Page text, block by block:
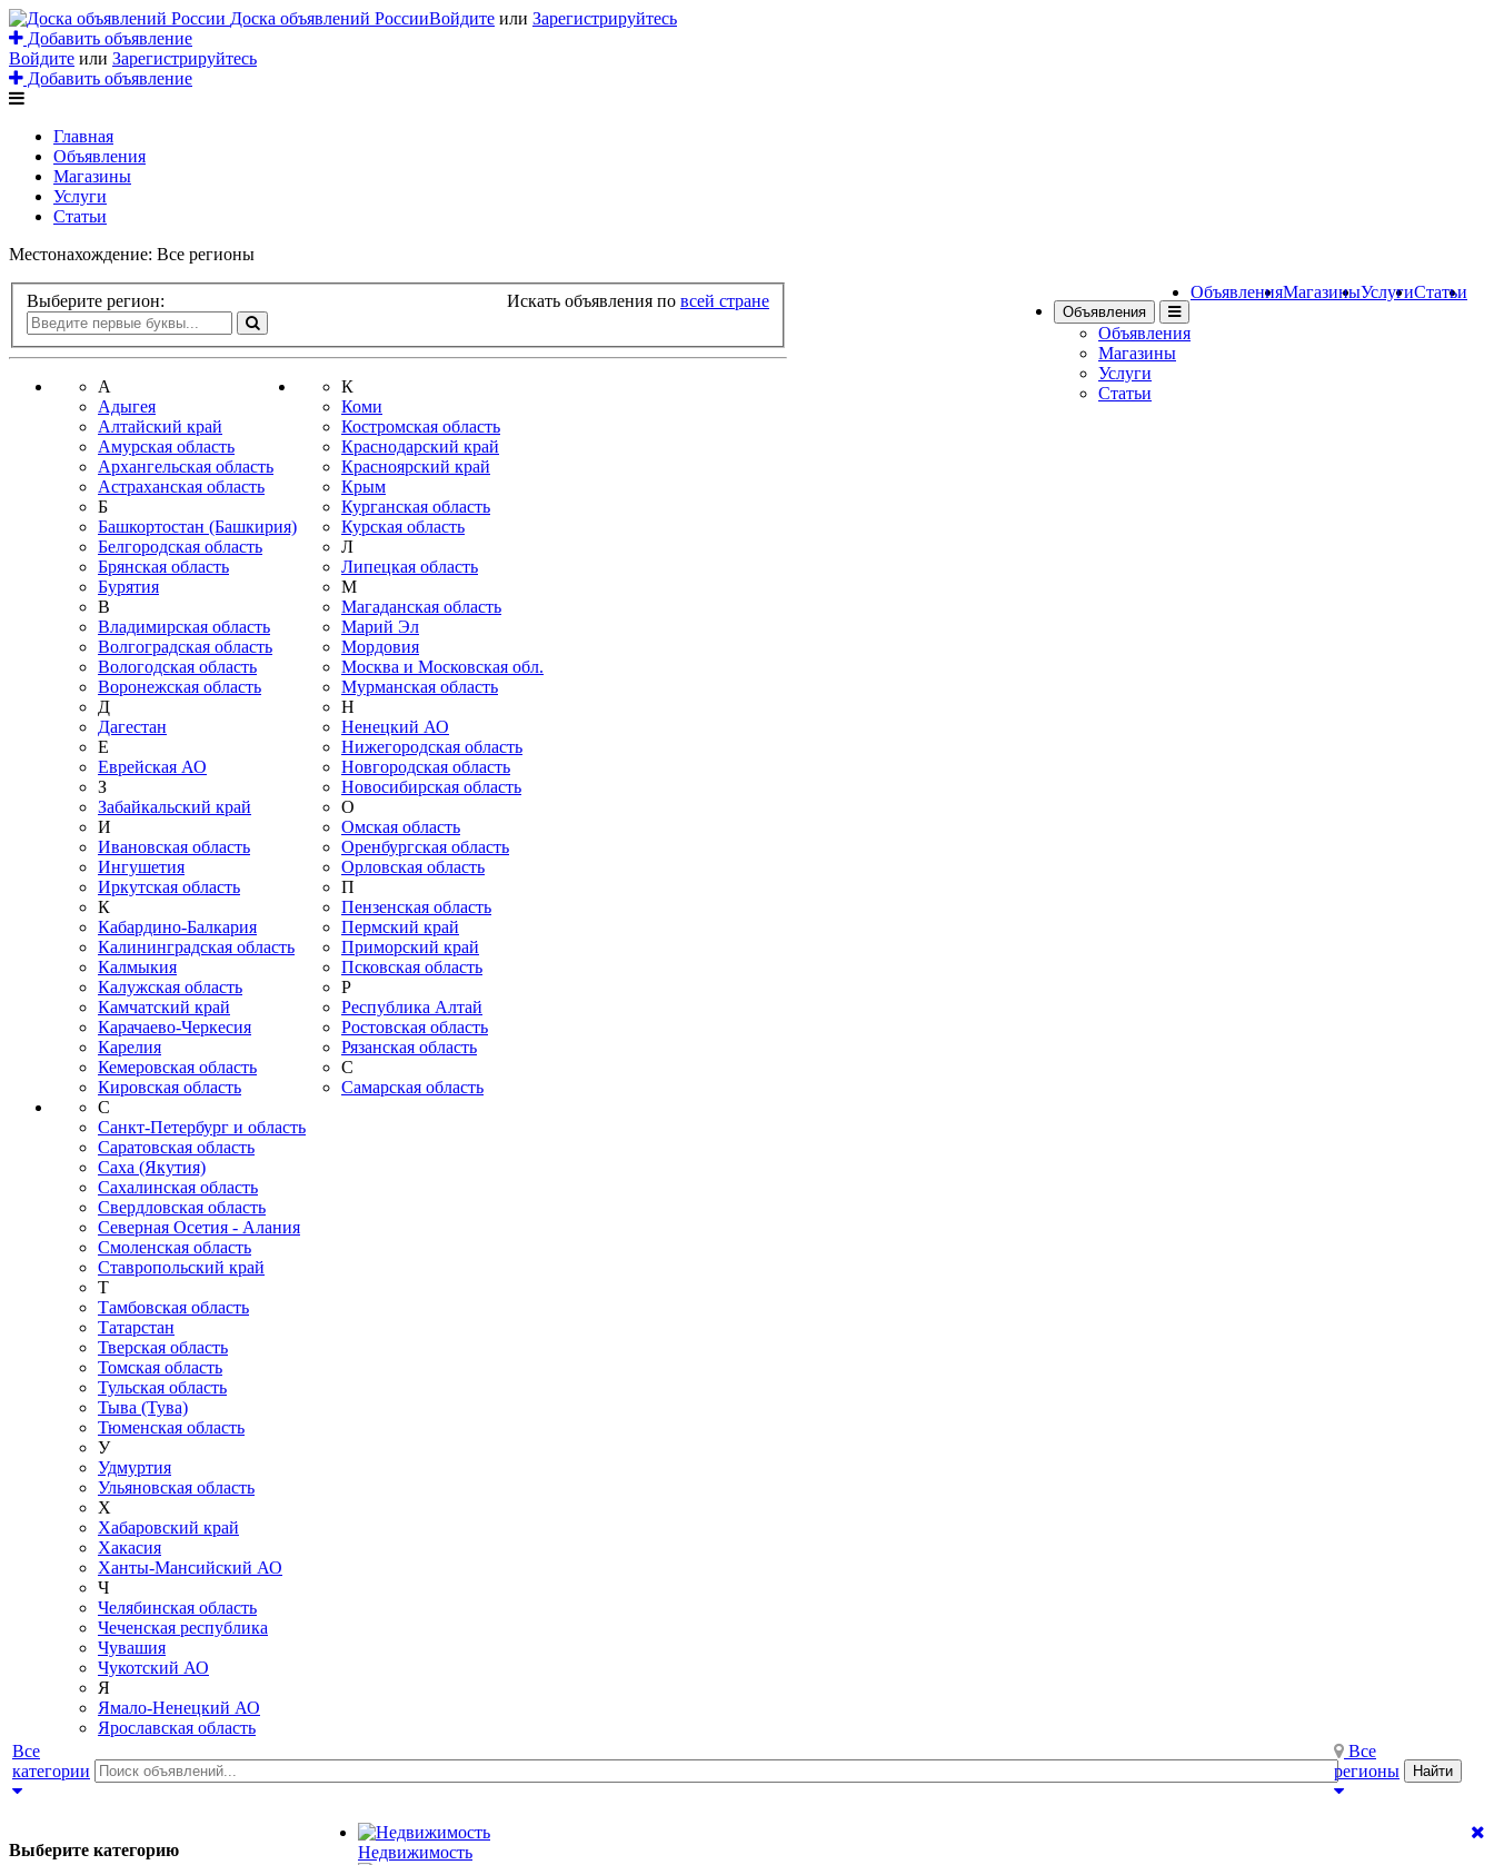
Доска объявлений РоссииВойдите или Зарегистрируйтесь
Добавить объявление
Войдите или Зарегистрируйтесь
Добавить объявление
Главная
Объявления
Магазины
Услуги
Статьи
Местонахождение: Все регионы
Статьи
Услуги
Магазины
Объявления
Объявления
Объявления
Магазины
Услуги
Статьи
Выберите регион: Искать объявления по всей стране
А
Адыгея
Алтайский край
Амурская область
Архангельская область
Астраханская область
Б
Башкортостан (Башкирия)
Белгородская область
Брянская область
Бурятия
В
Владимирская область
Волгоградская область
Вологодская область
Воронежская область
Д
Дагестан
Е
Еврейская АО
З
Забайкальский край
И
Ивановская область
Ингушетия
Иркутская область
К
Кабардино-Балкария
Калининградская область
Калмыкия
Калужская область
Камчатский край
Карачаево-Черкесия
Карелия
Кемеровская область
Кировская область
К
Коми
Костромская область
Краснодарский край
Красноярский край
Крым
Курганская область
Курская область
Л
Липецкая область
М
Магаданская область
Марий Эл
Мордовия
Москва и Московская обл.
Мурманская область
Н
Ненецкий АО
Нижегородская область
Новгородская область
Новосибирская область
О
Омская область
Оренбургская область
Орловская область
П
Пензенская область
Пермский край
Приморский край
Псковская область
Р
Республика Алтай
Ростовская область
Рязанская область
С
Самарская область
С
Санкт-Петербург и область
Саратовская область
Саха (Якутия)
Сахалинская область
Свердловская область
Северная Осетия - Алания
Смоленская область
Ставропольский край
Т
Тамбовская область
Татарстан
Тверская область
Томская область
Тульская область
Тыва (Тува)
Тюменская область
У
Удмуртия
Ульяновская область
Х
Хабаровский край
Хакасия
Ханты-Мансийский АО
Ч
Челябинская область
Чеченская республика
Чувашия
Чукотский АО
Я
Ямало-Ненецкий АО
Ярославская область
Все
категории
Все
регионы
Найти
Выберите категорию
Недвижимость